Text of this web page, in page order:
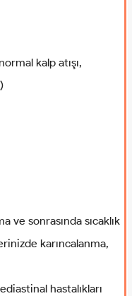
kalp atışı,
ve sonrasında sıcaklık
karıncalanma,
hastalıkları